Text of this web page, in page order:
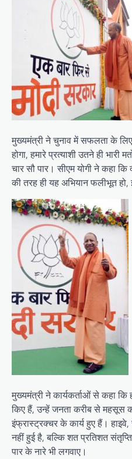
मुख्यमंत्री ने चुनाव में सफलता के
होगा, हमारे प्रत्याशी उतने ही
चार सौ पार। सीएम योगी ने कहा
की तरह ही यह अभियान फलीभूत
मुख्यमंत्री ने कार्यकर्ताओं से कहा
किए हैं, उन्हें जनता करीब से महसूस
इंफ्रास्ट्रक्चर के कार्य हुए हैं।
नहीं हुई है, बल्कि शत प्रतिशत
पार के नारे भी लगवाए।